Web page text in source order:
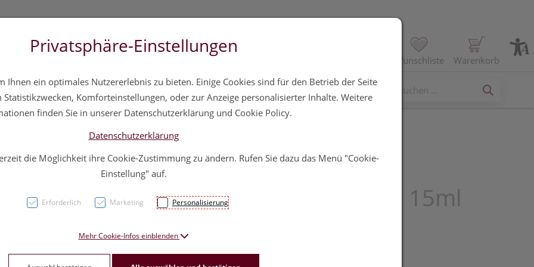
Wunschliste Warenkorb
Hautpflege Familie Nahrungsergänzung Diverses
Lierac Dioptiride
Augenpflege Falten 15ml
25,90 EUR
Privatsphäre-Einstellungen
Ihnen ein optimales Nutzererlebnis zu bieten. Einige Cookies sind für den Betrieb der Seite
Komforteinstellungen, oder zur Anzeige personalisierter Inhalte. Weitere
finden Sie in unserer Datenschutzerklärung und Cookie Policy.
Datenschutzerklärung
die Möglichkeit ihre Cookie-Zustimmung zu ändern. Rufen Sie dazu das Menü "Cookie-
Einstellung" auf.
Erforderlich Marketing Personalisierung
Mehr Cookie-Infos einblenden